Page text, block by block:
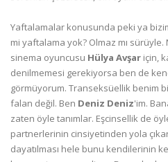
Yaftalamalar konusunda peki ya
mi yaftalama yok? Olmaz mı sürüyle.
sinema oyuncusu Hülya Avşar için,
denilmemesi gerekiyorsa ben de
görmüyorum. Transeksüellik benim
falan değil. Ben Deniz Deniz'im.
zaten öyle tanımlar. Eşcinsellik de
partnerlerinin cinsiyetinden yola
dayatılması hele bunu kendilerinin